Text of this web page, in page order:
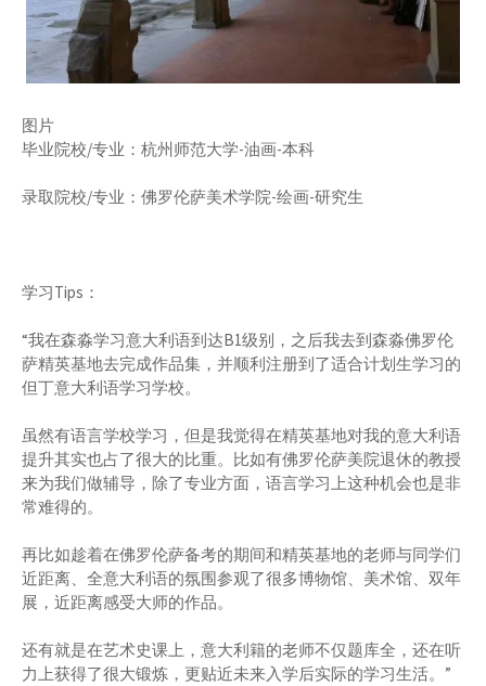
图片
毕业院校/专业：杭州师范大学-油画-本科
录取院校/专业：佛罗伦萨美术学院-绘画-研究生
学习Tips：
“我在森淼学习意大利语到达B1级别，之后我去到森淼佛罗伦
萨精英基地去完成作品集，并顺利注册到了适合计划生学习的
但丁意大利语学习学校。
虽然有语言学校学习，但是我觉得在精英基地对我的意大利语
提升其实也占了很大的比重。比如有佛罗伦萨美院退休的教授
来为我们做辅导，除了专业方面，语言学习上这种机会也是非
常难得的。
再比如趁着在佛罗伦萨备考的期间和精英基地的老师与同学们
近距离、全意大利语的氛围参观了很多博物馆、美术馆、双年
展，近距离感受大师的作品。
还有就是在艺术史课上，意大利籍的老师不仅题库全，还在听
力上获得了很大锻炼，更贴近未来入学后实际的学习生活。”